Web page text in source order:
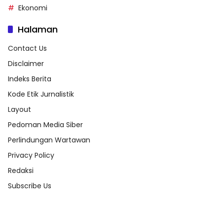
Ekonomi
Halaman
Contact Us
Disclaimer
Indeks Berita
Kode Etik Jurnalistik
Layout
Pedoman Media Siber
Perlindungan Wartawan
Privacy Policy
Redaksi
Subscribe Us